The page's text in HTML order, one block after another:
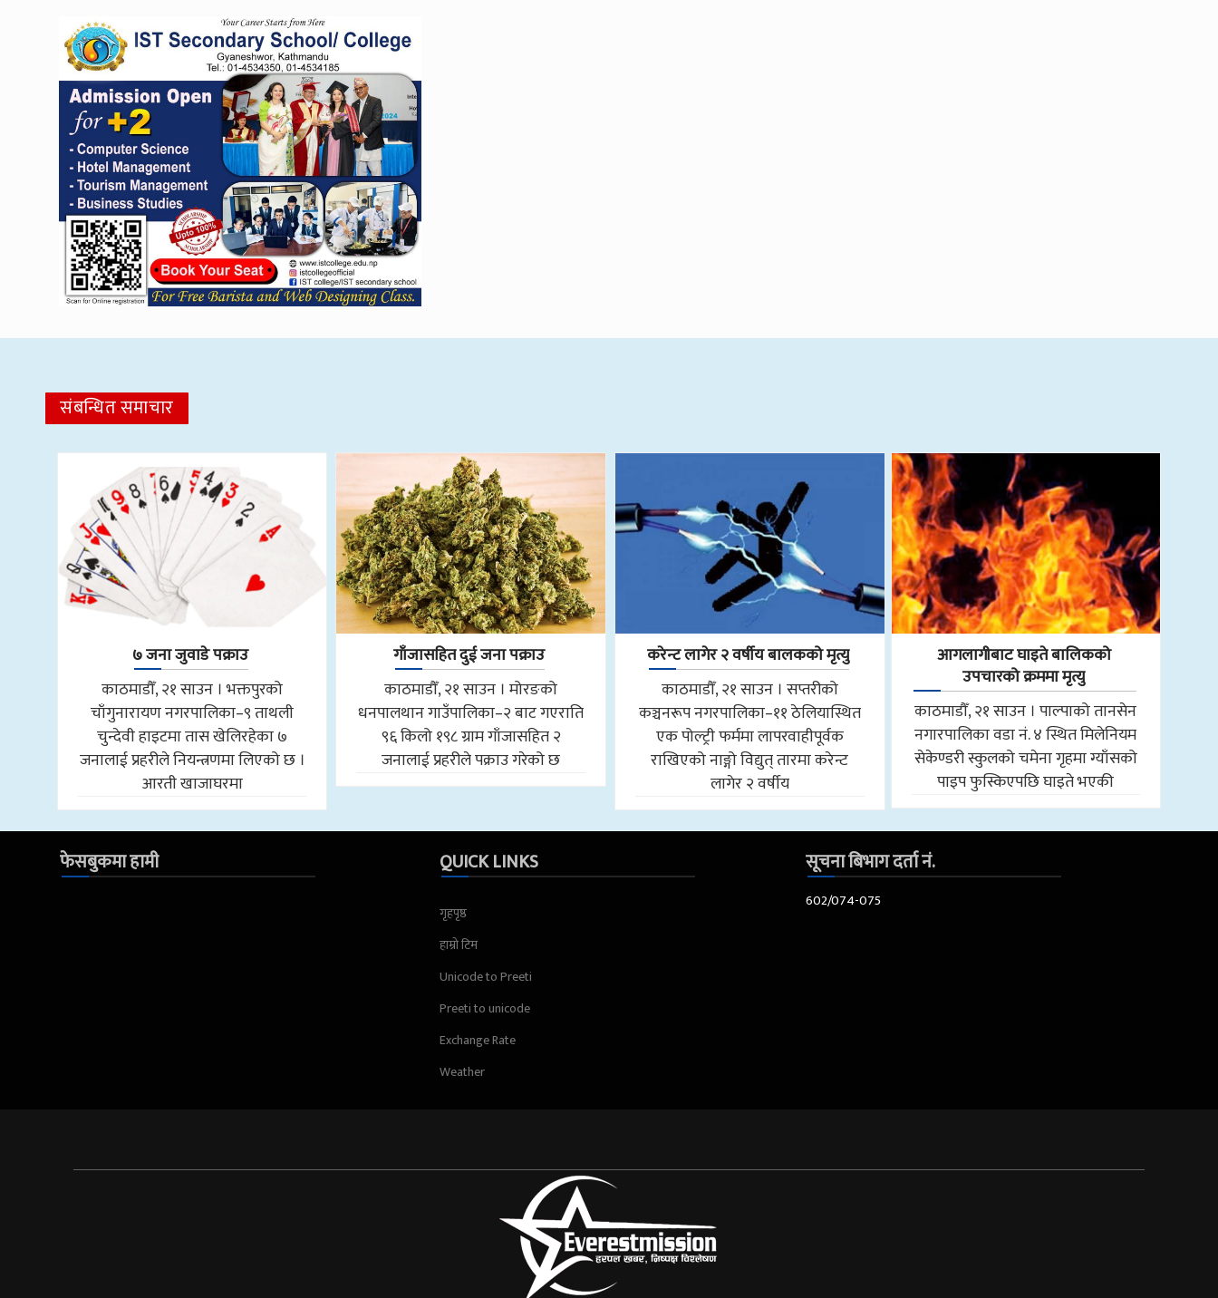
संबन्धित समाचार
७ जना जुवाडे पक्राउ
काठमाडौँ, २१ साउन । भक्तपुरको
चाँगुनारायण नगरपालिका–९ ताथली
चुन्देवी हाइटमा तास खेलिरहेका ७
जनालाई प्रहरीले नियन्त्रणमा लिएको छ ।
आरती खाजाघरमा
गाँजासहित दुई जना पक्राउ
काठमाडौँ, २१ साउन । मोरङको
धनपालथान गाउँपालिका–२ बाट गएराति
९६ किलो १९८ ग्राम गाँजासहित २
जनालाई प्रहरीले पक्राउ गरेको छ
करेन्ट लागेर २ वर्षीय बालकको मृत्यु
काठमाडौँ, २१ साउन । सप्तरीको
कञ्चनरूप नगरपालिका–११ ठेलियास्थित
एक पोल्ट्री फर्ममा लापरवाहीपूर्वक
राखिएको नाङ्गो विद्युत् तारमा करेन्ट
लागेर २ वर्षीय
आगलागीबाट घाइते बालिकको
उपचारको क्रममा मृत्यु
काठमाडौँ, २१ साउन । पाल्पाको तानसेन
नगारपालिका वडा नं. ४ स्थित मिलेनियम
सेकेण्डरी स्कुलको चमेना गृहमा ग्याँसको
पाइप फुस्किएपछि घाइते भएकी
फेसबुकमा हामी QUICK LINKS
गृहपृष्ठ
हाम्रो टिम
Unicode to Preeti
Preeti to unicode
Exchange Rate
Weather
सूचना बिभाग दर्ता नं.
602/074-075